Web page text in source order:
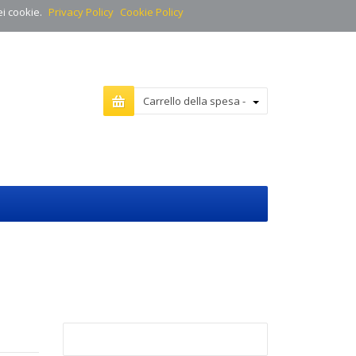
cookie. Privacy Policy Cookie Policy
Carrello della spesa -